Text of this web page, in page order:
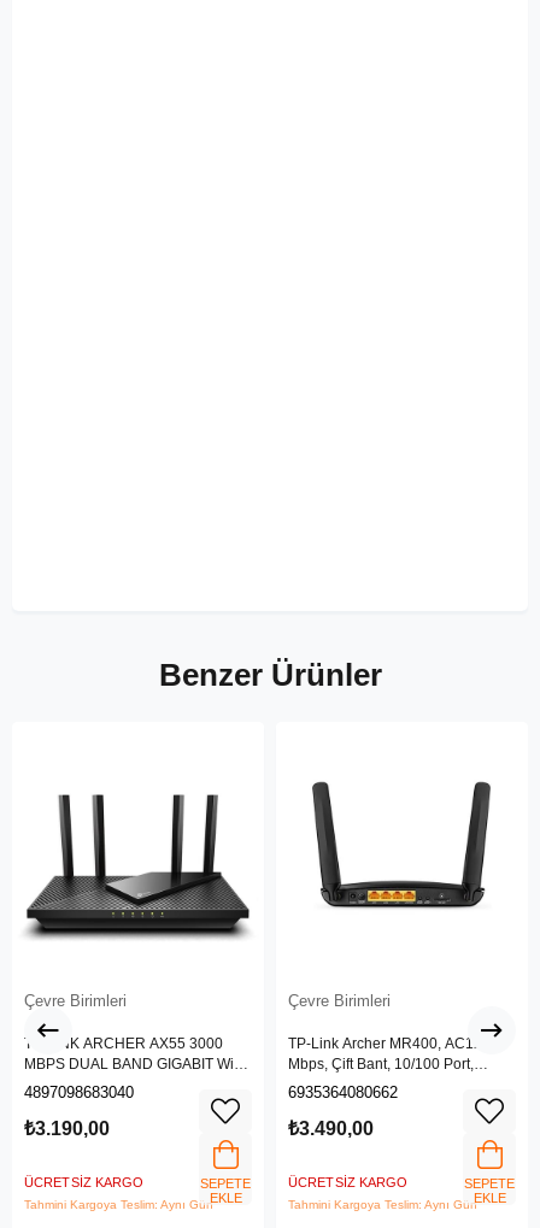
Benzer Ürünler
Çevre Birimleri
TP-LINK ARCHER AX55 3000
MBPS DUAL BAND GIGABIT Wi-Fi
6 ROUTER
4897098683040
₺3.190,00
ÜCRETSIZ KARGO
Tahmini Kargoya Teslim: Aynı Gün
SEPETE
EKLE
Çevre Birimleri
TP-Link Archer MR400, AC1200
Mbps, Çift Bant, 10/100 Port,
4G/3G SIM Yuvası, Kablosuz 4G
6935364080662
₺3.490,00
ÜCRETSIZ KARGO
Tahmini Kargoya Teslim: Aynı Gün
SEPETE
EKLE